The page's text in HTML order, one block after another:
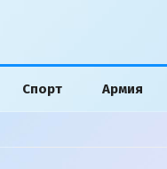
Спорт Армия